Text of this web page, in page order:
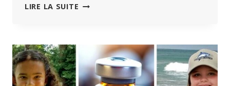
LIRE LA SUITE LE
L’ORIGINE
D’UN
CANCER
QUI